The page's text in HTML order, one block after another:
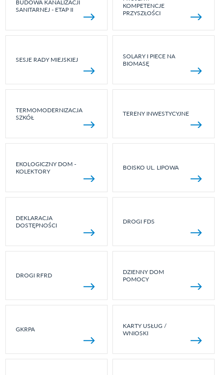
BUDOWA KANALIZACJI
SANITARNEJ - ETAP II
KOMPETENCJE
PRZYSZŁOŚCI
SESJE RADY MIEJSKIEJ
SOLARY I PIECE NA
BIOMASĘ
TERMOMODERNIZACJA
SZKÓŁ
TERENY INWESTYCYJNE
EKOLOGICZNY DOM -
KOLEKTORY
BOISKO UL. LIPOWA
DEKLARACJA
DOSTĘPNOŚCI
DROGI FDS
DROGI RFRD
DZIENNY DOM
POMOCY
GKRPA
KARTY USŁUG /
WNIOSKI